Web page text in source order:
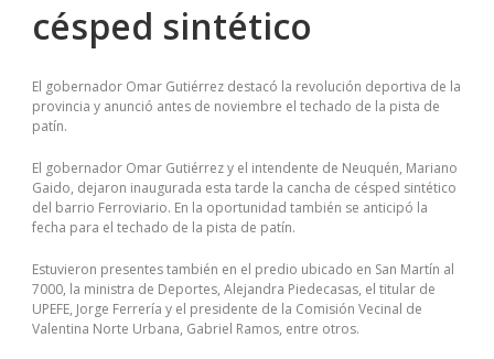
césped sintético
El gobernador Omar Gutiérrez destacó la revolución deportiva de la
provincia y anunció antes de noviembre el techado de la pista de
patín.
El gobernador Omar Gutiérrez y el intendente de Neuquén, Mariano
Gaido, dejaron inaugurada esta tarde la cancha de césped sintético
del barrio Ferroviario. En la oportunidad también se anticipó la
fecha para el techado de la pista de patín.
Estuvieron presentes también en el predio ubicado en San Martín al
7000, la ministra de Deportes, Alejandra Piedecasas, el titular de
UPEFE, Jorge Ferrería y el presidente de la Comisión Vecinal de
Valentina Norte Urbana, Gabriel Ramos, entre otros.